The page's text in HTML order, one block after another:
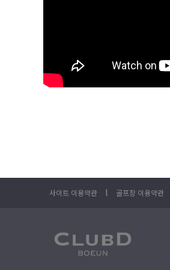
사이트 이용약관 l 골프장 이용약관